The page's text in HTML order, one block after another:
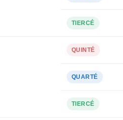
TIERCÉ
QUINTÉ
QUARTÉ
TIERCÉ